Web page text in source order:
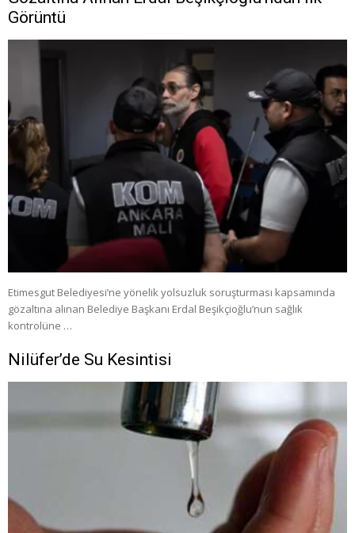
Görüntü
Etimesgut Belediyesi’ne yönelik yolsuzluk soruşturması kapsamında
gözaltına alınan Belediye Başkanı Erdal Beşikçioğlu’nun sağlık
kontrolüne …
Nilüfer’de Su Kesintisi